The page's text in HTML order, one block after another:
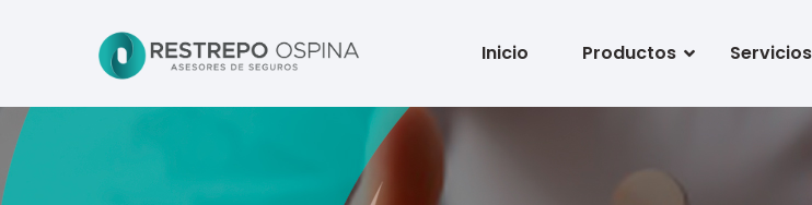
Inicio Productos Servicios